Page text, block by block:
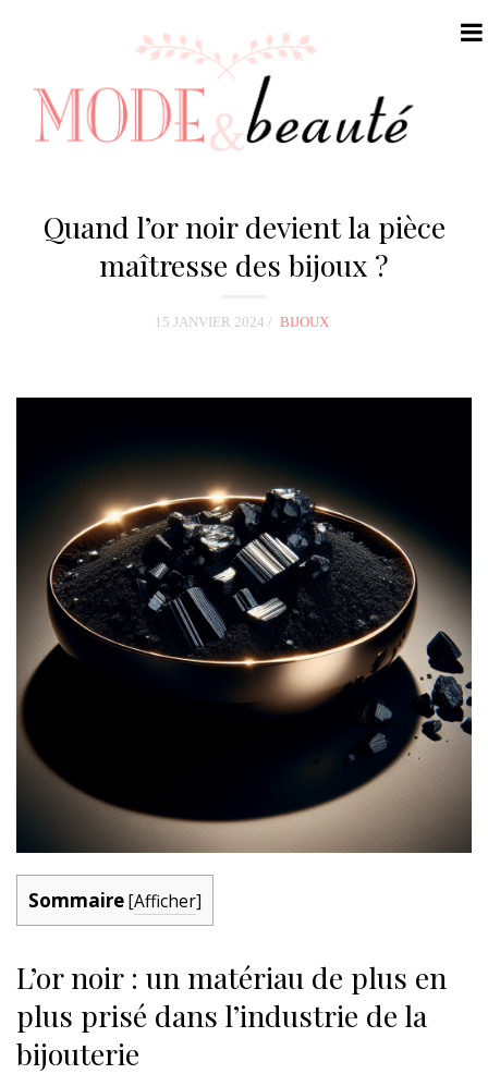
i
Quand l’or noir devient la pièce
maîtresse des bijoux ?
15 JANVIER 2024 BIJOUX
Sommaire[Afficher]
L’or noir : un matériau de plus en
plus prisé dans l’industrie de la
bijouterie